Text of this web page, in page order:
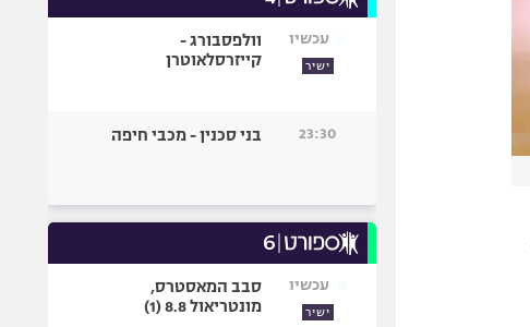
עכשיו
ישיר
וולפסבורג -
קייזרסלאוטרן
23:30 בני סכנין - מכבי חיפה
עכשיו
ישיר
סבב המאסטרס,
מונטריאול 8.8 (1)